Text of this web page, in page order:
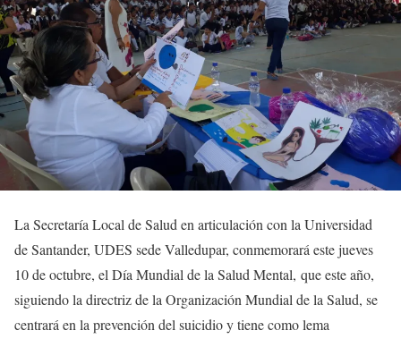
La Secretaría Local de Salud en articulación con la Universidad
de Santander, UDES sede Valledupar, conmemorará este jueves
10 de octubre, el Día Mundial de la Salud Mental, que este año,
siguiendo la directriz de la Organización Mundial de la Salud, se
centrará en la prevención del suicidio y tiene como lema